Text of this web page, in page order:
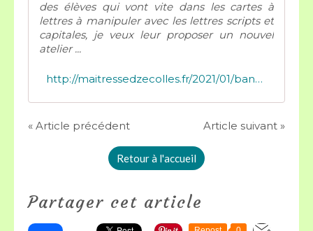
des élèves qui vont vite dans les cartes à
lettres à manipuler avec les lettres scripts et
capitales, je veux leur proposer un nouvel
atelier ...
http://maitressedzecolles.fr/2021/01/banquise/hiver-cartes-ecriture-cursive.html?fbclid=IwAR06bI-VbuJcdjjjp4s4_G-QpENoFolgaSpIZpBVKOUEUvDjSY0QseUeYBU
« Article précédent Article suivant »
Retour à l'accueil
Partager cet article